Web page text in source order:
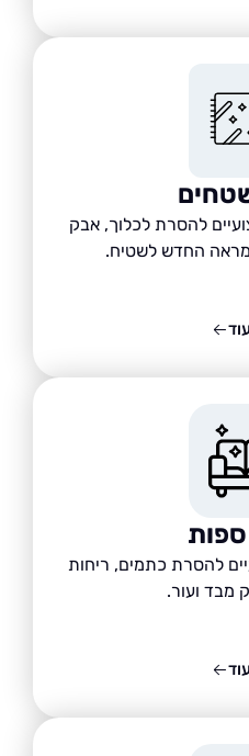
לכלוך, אבק
לשטיח.
כתמים, ריחות